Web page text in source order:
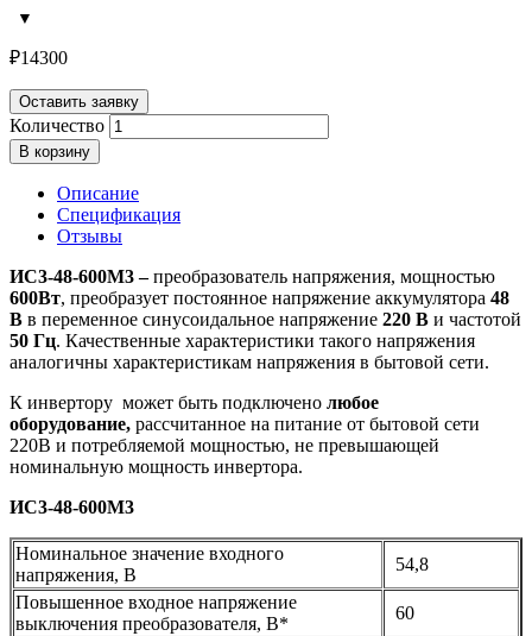
₽14300
Оставить заявку
Количество
В корзину
Описание
Спецификация
Отзывы
ИС3-48-600М3 –преобразователь напряжения, мощностью
600Вт, преобразует постоянное напряжение аккумулятора 48
В в переменное синусоидальное напряжение 220 В и частотой
50 Гц. Качественные характеристики такого напряжения
аналогичны характеристикам напряжения в бытовой сети.
К инвертору может быть подключено любое
оборудование, рассчитанное на питание от бытовой сети
220В и потребляемой мощностью, не превышающей
номинальную мощность инвертора.
ИС3-48-600М3
Номинальное значение входного
напряжения, В
54,8
Повышенное входное напряжение
выключения преобразователя, В*
60